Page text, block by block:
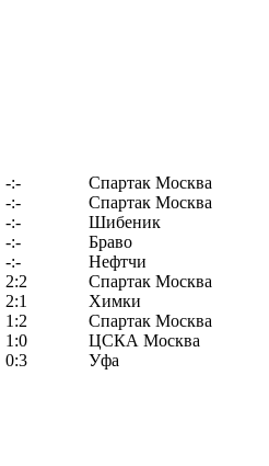
-:-
Спартак Москва
-:-
Спартак Москва
-:-
Шибеник
-:-
Браво
-:-
Нефтчи
2:2
Спартак Москва
2:1
Химки
1:2
Спартак Москва
1:0
ЦСКА Москва
0:3
Уфа